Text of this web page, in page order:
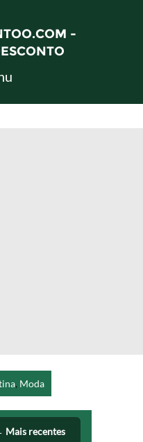
-
, Moda
Mais recentes